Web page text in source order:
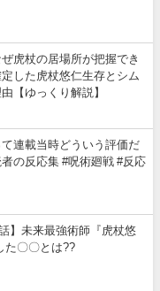
虎杖の居場所が把握でき
した虎杖悠仁生存とシム
【ゆっくり解説】
て連載当時どういう評価だ
の反応集 #呪術廻戦 #反応
】未来最強術師『虎杖悠
た〇〇とは??